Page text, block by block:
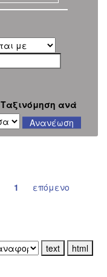
Ταξινόμηση ανά
1 επόμενο